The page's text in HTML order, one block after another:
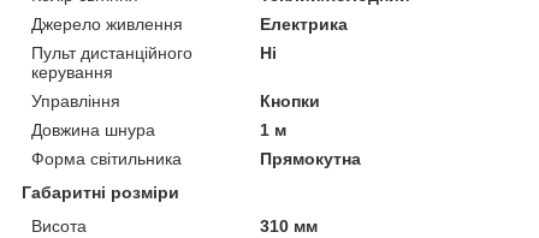
Джерело живлення
Електрика
Пульт дистанційного
керування
Ні
Управління
Кнопки
Довжина шнура
1 м
Форма світильника
Прямокутна
Габаритні розміри
Висота
310 мм